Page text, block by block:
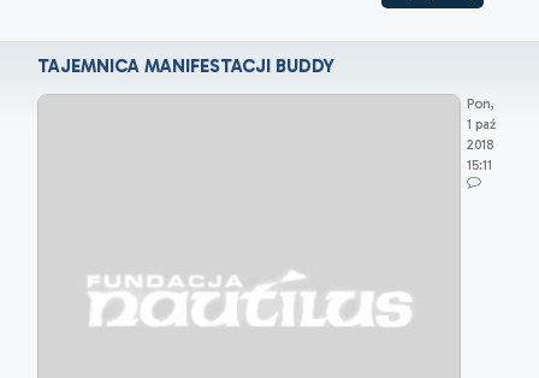
TAJEMNICA MANIFESTACJI BUDDY
Pon,
1 paź
2018
15:11